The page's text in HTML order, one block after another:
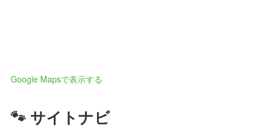
Google Mapsで表示する
🐾 サイトナビ